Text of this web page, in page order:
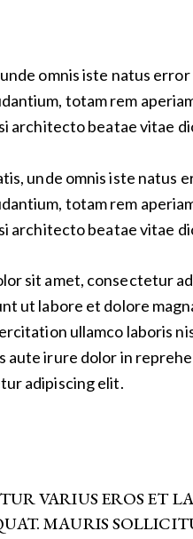
omnis iste natus
totam rem
architecto beatae vitae
unde omnis iste natus
totam rem
architecto beatae vitae
sit amet, consectetur
ut labore et dolore
ullamco laboris
aute irure dolor in
adipiscing elit.
VARIUS EROS ET
MAURIS